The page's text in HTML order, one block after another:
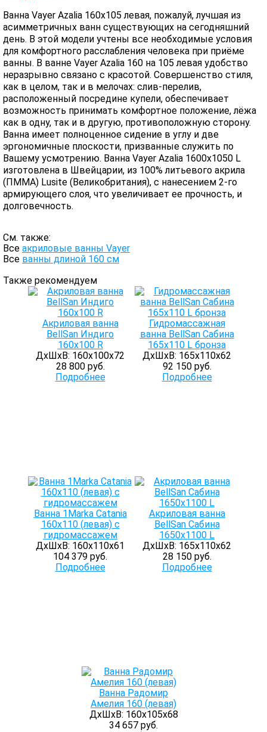
Ванна Vayer Azalia 160х105 левая, пожалуй, лучшая из
асимметричных ванн существующих на сегодняшний
день. В этой модели учтены все необходимые условия
для комфортного расслабления человека при приёме
ванны. В ванне Vayer Azalia 160 на 105 левая удобство
неразрывно связано с красотой. Совершенство стиля,
как в целом, так и в мелочах: слив-перелив,
расположенный посредине купели, обеспечивает
возможность принимать комфортное положение, лёжа
как в одну, так и в другую, противоположную сторону.
Ванна имеет полноценное сидение в углу и две
эргономичные плоскости, призванные служить по
Вашему усмотрению. Ванна Vayer Azalia 1600х1050 L
изготовлена в Швейцарии, из 100% литьевого акрила
(ПММА) Lusite (Великобритания), с нанесением 2-го
армирующего слоя, что увеличивает ее прочность, и
долговечность.
См. также:
Все акриловые ванны Vayer
Все ванны длиной 160 см
Также рекомендуем
Акриловая ванна
BellSan Индиго
160x100 R
ДхШхВ: 160х100х72
28 800 руб.
Подробнее
Гидромассажная
ванна BellSan Сабина
165х110 L бронза
ДхШхВ: 165х110х62
92 150 руб.
Подробнее
Ванна 1Marka Catania
160х110 (левая) с
гидромассажем
ДхШхВ: 160х110х61
104 379 руб.
Подробнее
Акриловая ванна
BellSan Сабина
1650x1100 L
ДхШхВ: 165х110х62
28 150 руб.
Подробнее
Ванна Радомир
Амелия 160 (левая)
ДхШхВ: 160х105х68
34 657 руб.